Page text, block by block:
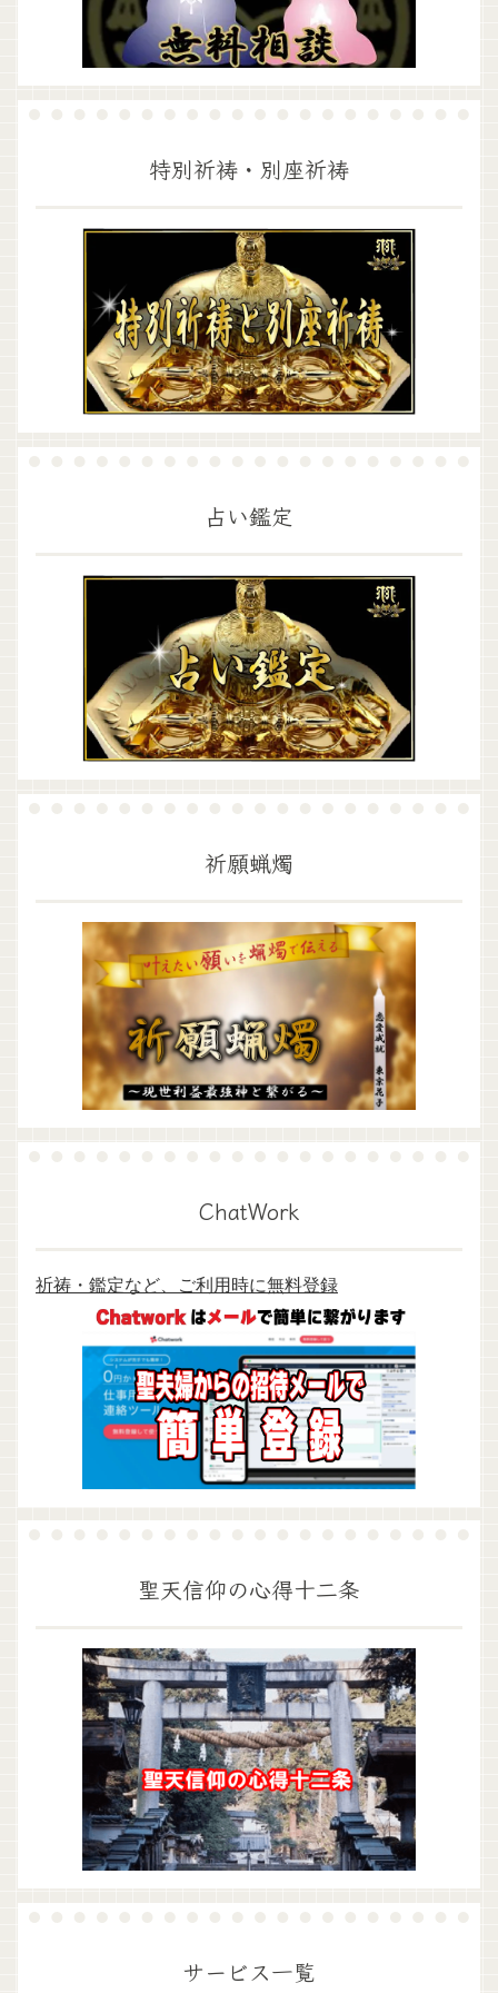
特別祈祷・別座祈祷
占い鑑定
祈願蝋燭
ChatWork
祈祷・鑑定など、ご利用時に無料登録
聖天信仰の心得十二条
サービス一覧